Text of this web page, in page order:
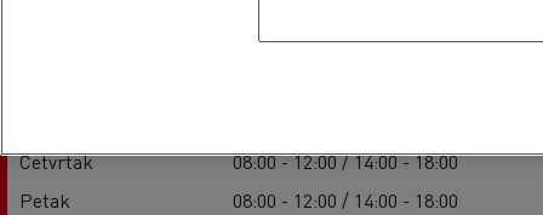
08:00 - 12:00 / 14:00 - 18:00
Četvrtak
08:00 - 12:00 / 14:00 - 18:00
Petak
08:00 - 12:00 / 14:00 - 18:00